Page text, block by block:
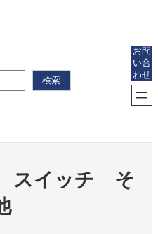
検索
お問
い合
わせ
スイッチ そ